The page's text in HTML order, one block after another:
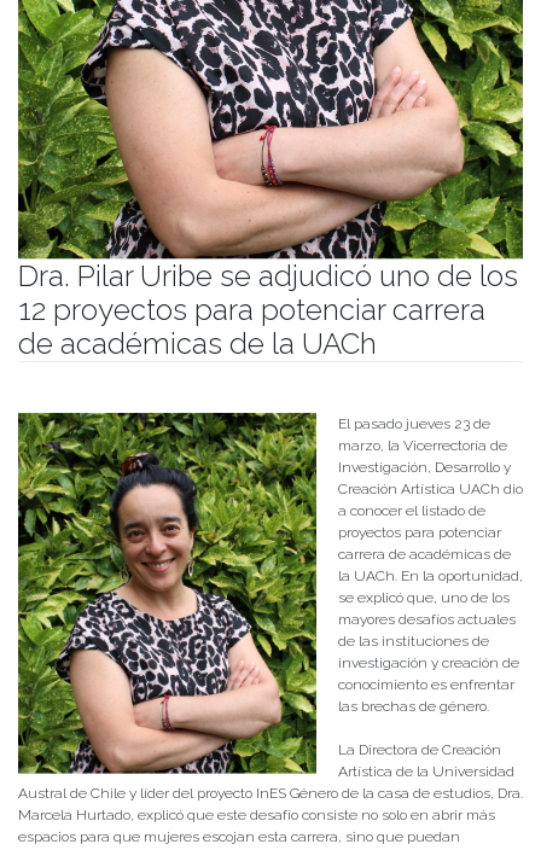
Dra. Pilar Uribe se adjudicó uno de los
12 proyectos para potenciar carrera
de académicas de la UACh
El pasado jueves 23 de
marzo, la Vicerrectoría de
Investigación, Desarrollo y
Creación Artística UACh dio
a conocer el listado de
proyectos para potenciar
carrera de académicas de
la UACh. En la oportunidad,
se explicó que, uno de los
mayores desafíos actuales
de las instituciones de
investigación y creación de
conocimiento es enfrentar
las brechas de género.
La Directora de Creación
Artística de la Universidad
Austral de Chile y líder del proyecto InES Género de la casa de estudios, Dra.
Marcela Hurtado, explicó que este desafío consiste no solo en abrir más
espacios para que mujeres escojan esta carrera, sino que puedan